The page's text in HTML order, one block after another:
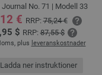
Journal No. 71 | Modell 33
€ RRP:75,24 €
$ RRP:87,55 $
plus leveranskostnader
Ladda ner instruktioner